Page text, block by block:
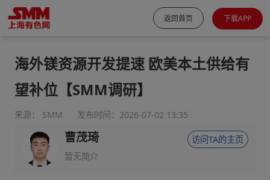
返回首页 下载APP
海外镁资源开发提速 欧美本土供给有
望补位【SMM调研】
来源： SMM 发布时间：2026-07-02 13:35
曹茂琦
暂无简介
访问TA的主页